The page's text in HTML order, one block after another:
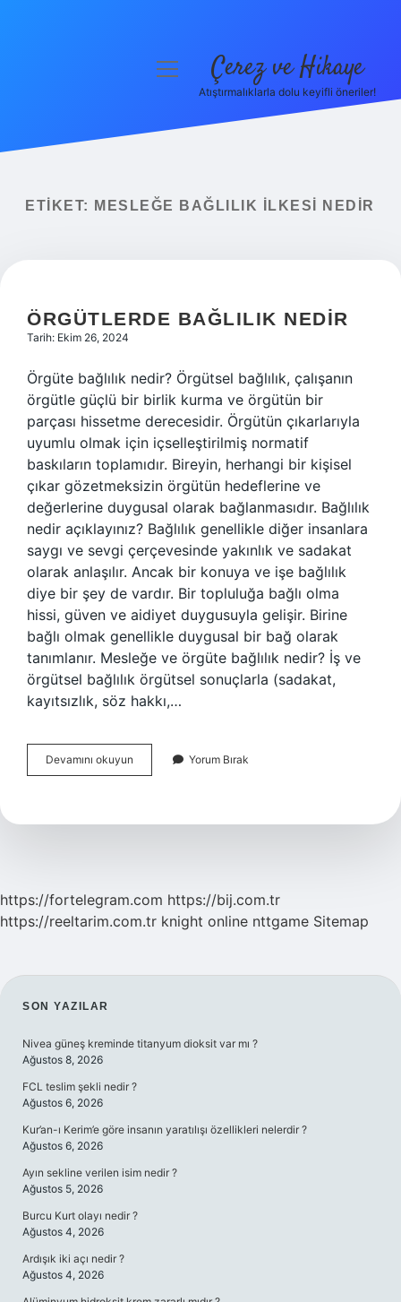
Yasal Uyarı
menüyü Çerez ve Hikaye
Atıştırmalıklarla dolu keyifli öneriler!
ETIKET: MESLEĞE BAĞLILIK ILKESI NEDIR
ÖRGÜTLERDE BAĞLILIK NEDIR
Tarih: Ekim 26, 2024
Örgüte bağlılık nedir? Örgütsel bağlılık, çalışanın
örgütle güçlü bir birlik kurma ve örgütün bir
parçası hissetme derecesidir. Örgütün çıkarlarıyla
uyumlu olmak için içselleştirilmiş normatif
baskıların toplamıdır. Bireyin, herhangi bir kişisel
çıkar gözetmeksizin örgütün hedeflerine ve
değerlerine duygusal olarak bağlanmasıdır. Bağlılık
nedir açıklayınız? Bağlılık genellikle diğer insanlara
saygı ve sevgi çerçevesinde yakınlık ve sadakat
olarak anlaşılır. Ancak bir konuya ve işe bağlılık
diye bir şey de vardır. Bir topluluğa bağlı olma
hissi, güven ve aidiyet duygusuyla gelişir. Birine
bağlı olmak genellikle duygusal bir bağ olarak
tanımlanır. Mesleğe ve örgüte bağlılık nedir? İş ve
örgütsel bağlılık örgütsel sonuçlarla (sadakat,
kayıtsızlık, söz hakkı,…
Devamını okuyun Örgütlerde
Bağlılık
Yorum Bırak
https://fortelegram.com https://bij.com.tr
https://reeltarim.com.tr knight online nttgame Sitemap
SIDEBAR
SON YAZILAR
Nivea güneş kreminde titanyum dioksit var mı ?
Ağustos 8, 2026
FCL teslim şekli nedir ?
Ağustos 6, 2026
Kur’an-ı Kerim’e göre insanın yaratılışı özellikleri nelerdir ?
Ağustos 6, 2026
Ayın sekline verilen isim nedir ?
Ağustos 5, 2026
Burcu Kurt olayı nedir ?
Ağustos 4, 2026
Ardışık iki açı nedir ?
Ağustos 4, 2026